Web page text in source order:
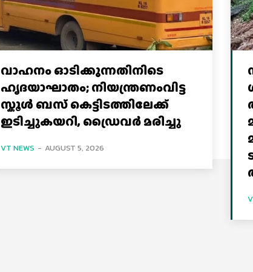
വാഹനം ഓടിക്കുന്നതിനിടെ
ഹൃദയാഘാതം; നിയന്ത്രണംവിട്ട
സ്കൂൾ ബസ് കെട്ടിടത്തിലേക്ക്
ഇടിച്ചുകയറി, ഡ്രൈവർ മരിച്ചു
VT NEWS - AUGUST 5, 2026